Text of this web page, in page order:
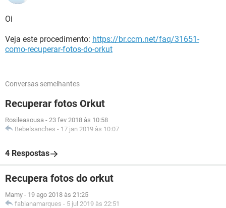
Oi
Veja este procedimento: https://br.ccm.net/faq/31651-
como-recuperar-fotos-do-orkut
Conversas semelhantes
Recuperar fotos Orkut
Rosileasousa - 23 fev 2018 às 10:58
Bebelsanches - 17 jan 2019 às 10:07
4 Respostas
Recupera fotos do orkut
Mamy - 19 ago 2018 às 21:25
fabianamarques - 5 jul 2019 às 22:51